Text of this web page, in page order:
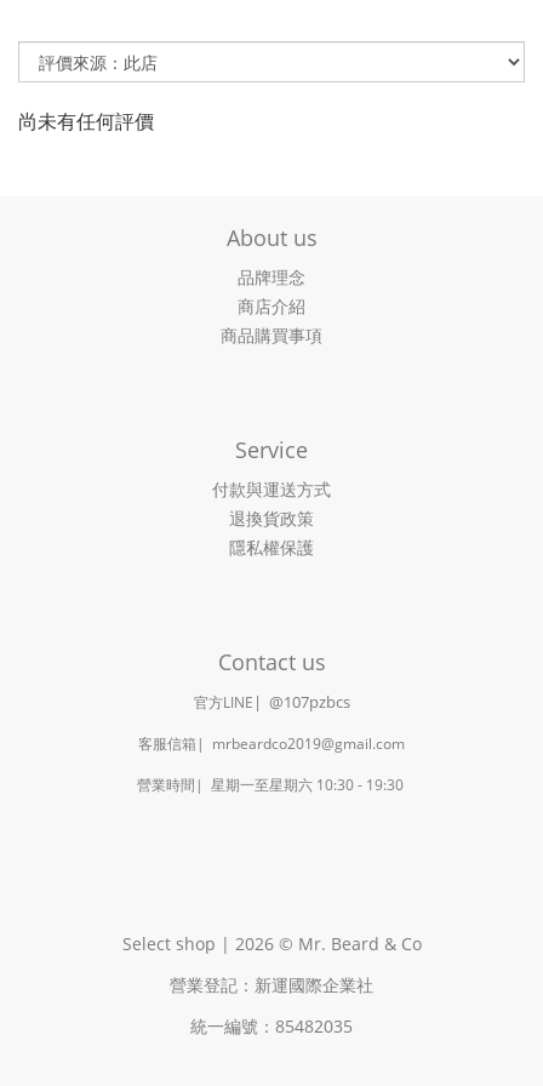
尚未有任何評價
About us
品牌理念
商店介紹
商品購買事項
Service
付款與運送方式
退換貨政策
隱私權保護
Contact us
官方LINE | @107pzbcs
客服信箱| mrbeardco2019@gmail.com
營業時間| 星期一至星期六 10:30 - 19:30
Select shop | 2026 © Mr. Beard & Co
營業登記：新運國際企業社
統一編號：85482035